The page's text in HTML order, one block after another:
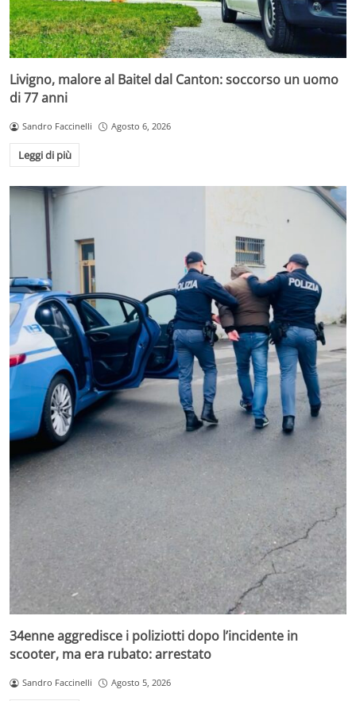
Livigno, malore al Baitel dal Canton: soccorso un uomo
di 77 anni
Sandro Faccinelli Agosto 6, 2026
Leggi di più
34enne aggredisce i poliziotti dopo l’incidente in
scooter, ma era rubato: arrestato
Sandro Faccinelli Agosto 5, 2026